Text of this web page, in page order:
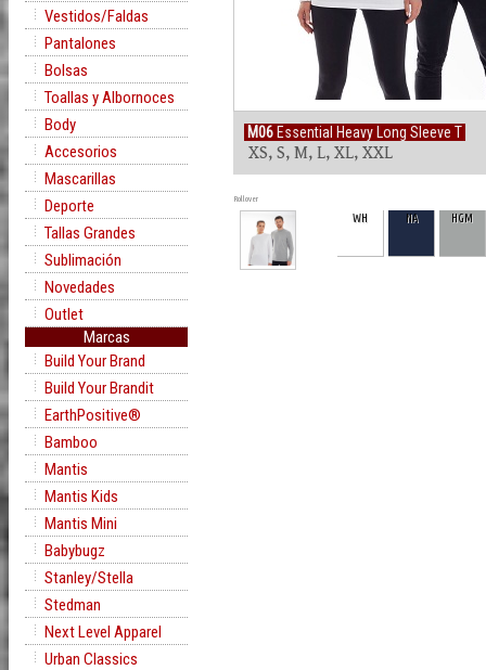
Vestidos/Faldas
Pantalones
Bolsas
Toallas y Albornoces
Body
Accesorios
Mascarillas
Deporte
Tallas Grandes
Sublimación
Novedades
Outlet
Marcas
Build Your Brand
Build Your Brandit
EarthPositive®
Bamboo
Mantis
Mantis Kids
Mantis Mini
Babybugz
Stanley/Stella
Stedman
Next Level Apparel
Urban Classics
M06 Essential Heavy Long Sleeve T
XS, S, M, L, XL, XXL
Rollover
WH NA HGM